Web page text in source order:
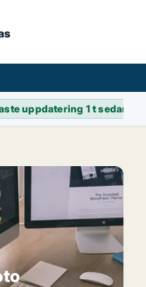
uppdatering 1 t sedan